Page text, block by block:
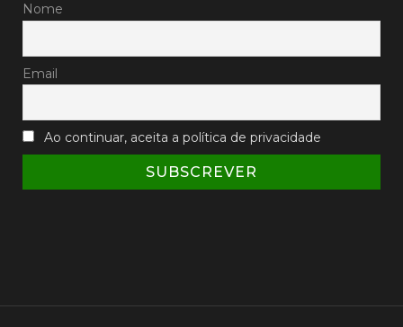
Nome
Email
Ao continuar, aceita a política de privacidade